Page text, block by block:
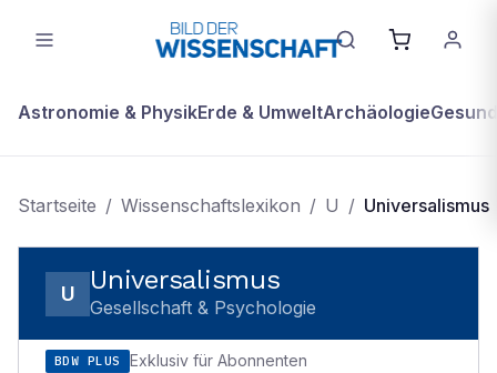
Astronomie & PhysikErde & UmweltArchäologie
Startseite / Wissenschaftslexikon / U / Universalismus
U Universalismus
Gesellschaft & Psychologie
BDW PLUS Exklusiv für Abonnenten